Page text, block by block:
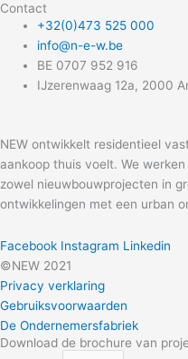
Contact
+32(0)473 525 000
info@n-e-w.be
BE 0707 952 916
IJzerenwaag 12a, 2000
NEW ontwikkelt residentieel
aankoop thuis voelt. We
zowel nieuwbouwprojecten in
ontwikkelingen met een urban
Facebook Instagram Linkedin
©NEW 2021
Privacy verklaring
Gebruiksvoorwaarden
De Ondernemersfabriek
Download de brochure van